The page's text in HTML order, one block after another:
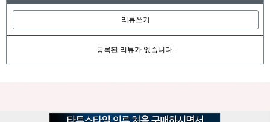
리뷰쓰기
등록된 리뷰가 없습니다.